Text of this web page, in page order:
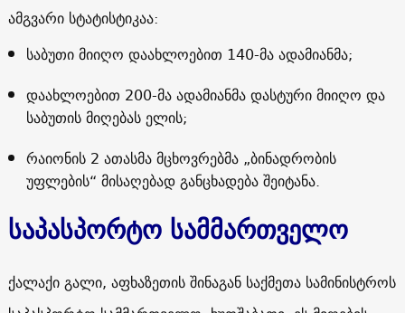
ამგვარი სტატისტიკაა:
საბუთი მიიღო დაახლოებით 140-მა ადამიანმა;
დაახლოებით 200-მა ადამიანმა დასტური მიიღო და
საბუთის მიღებას ელის;
რაიონის 2 ათასმა მცხოვრებმა „ბინადრობის
უფლების“ მისაღებად განცხადება შეიტანა.
საპასპორტო სამმართველო
ქალაქი გალი, აფხაზეთის შინაგან საქმეთა სამინისტროს